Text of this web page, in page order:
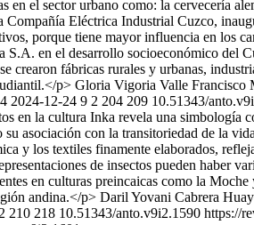
el sector urbano como: la cervecería
Eléctrica Industrial Cuzco,
porque tiene mayor influencia en los
en el desarrollo socioeconómico del
fábricas rurales y urbanas,
p> Gloria Vigoria Valle Francisco
2024-12-24 9 2 204 209 10.51343/
en la cultura Inka revela una simbología
asociación con la transitoriedad de la
y los textiles finamente elaborados,
de insectos pueden haber
en culturas preincaicas como la
andina.</p> Daril Yovani Cabrera
2 210 218 10.51343/anto.v9i2.1590 https://